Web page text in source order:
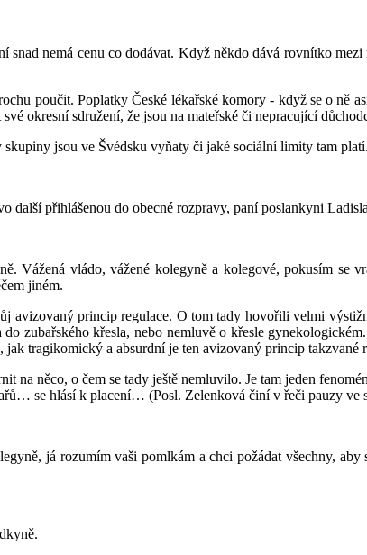
snad nemá cenu co dodávat. Když někdo dává rovnítko
poučit. Poplatky České lékařské komory - když se o ně
okresní sdružení, že jsou na mateřské či nepracující
jsou ve Švédsku vyňaty či jaké sociální limity tam platí.
další přihlášenou do obecné rozpravy, paní poslankyni
Vážená vládo, vážené kolegyně a kolegové, pokusím
jiném.
avizovaný princip regulace. O tom tady hovořili velmi
zubařského křesla, nebo nemluvě o křesle
tragikomický a absurdní je ten avizovaný princip takzvané
na něco, o čem se tady ještě nemluvilo. Je tam jeden
se hlásí k placení… (Posl. Zelenková činí v řeči pauzy ve
já rozumím vaši pomlkám a chci požádat všechny,